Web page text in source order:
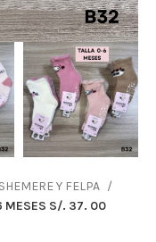
Y FELPA
MESES S/. 37. 00